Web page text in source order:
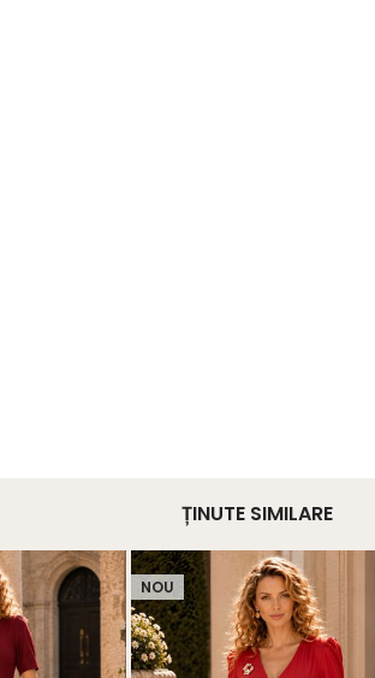
ȚINUTE SIMILARE
NOU